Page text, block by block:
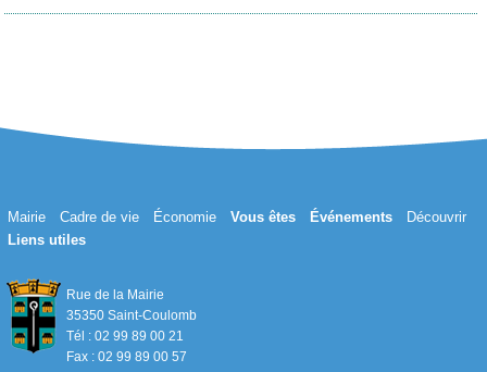
Mairie Cadre de vie Économie Vous êtes Événements
Découvrir
Liens utiles
Rue de la Mairie
35350 Saint-Coulomb
Tél : 02 99 89 00 21
Fax : 02 99 89 00 57